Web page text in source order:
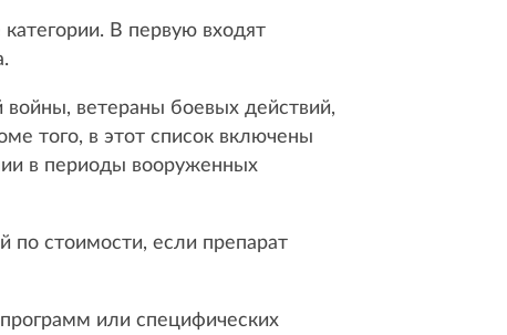
В первую входят
ветераны боевых действий,
того, в этот список включены
в периоды вооруженных
по стоимости, если препарат
или специфических